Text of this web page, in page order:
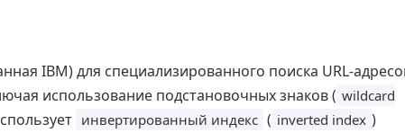
IBM) для специализированного поиска URL-
использование подстановочных знаков ( wildcard
инвертированный индекс ( inverted index )